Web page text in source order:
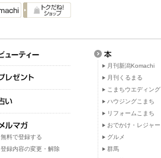
無料で登録する
登録内容の変更・解除
月刊新潟Komachi
月刊くるまる
こまちウエディング
ハウジングこまち
リフォームこまち
おでかけ・レジャー
グルメ
群馬